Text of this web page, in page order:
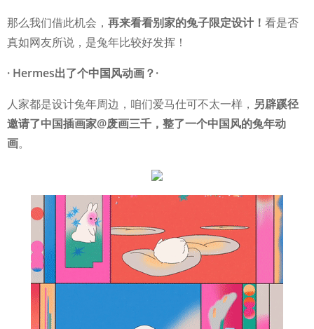
那么我们借此机会， 再来看看别家的兔子限定设计！ 看是否
真如网友所说，是兔年比较好发挥！
· Hermes出了个中国风动画？·
人家都是设计兔年周边，咱们爱马仕可不太一样， 另辟蹊径
邀请了中国插画家@废画三千 ，整了一个中国风的兔年动
画。